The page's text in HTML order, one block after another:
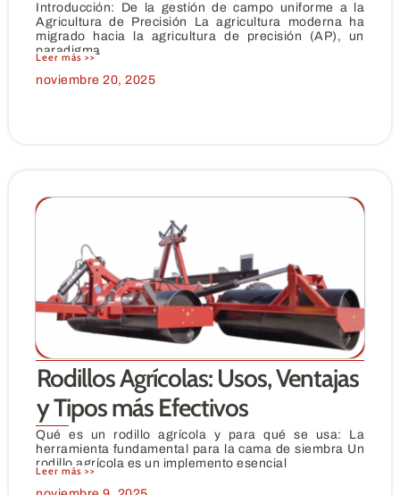
Introducción: De la gestión de campo uniforme a la
Agricultura de Precisión La agricultura moderna ha
migrado hacia la agricultura de precisión (AP), un
paradigma
Leer más >>
noviembre 20, 2025
Rodillos Agrícolas: Usos, Ventajas
y Tipos más Efectivos
Qué es un rodillo agrícola y para qué se usa: La
herramienta fundamental para la cama de siembra Un
rodillo agrícola es un implemento esencial
Leer más >>